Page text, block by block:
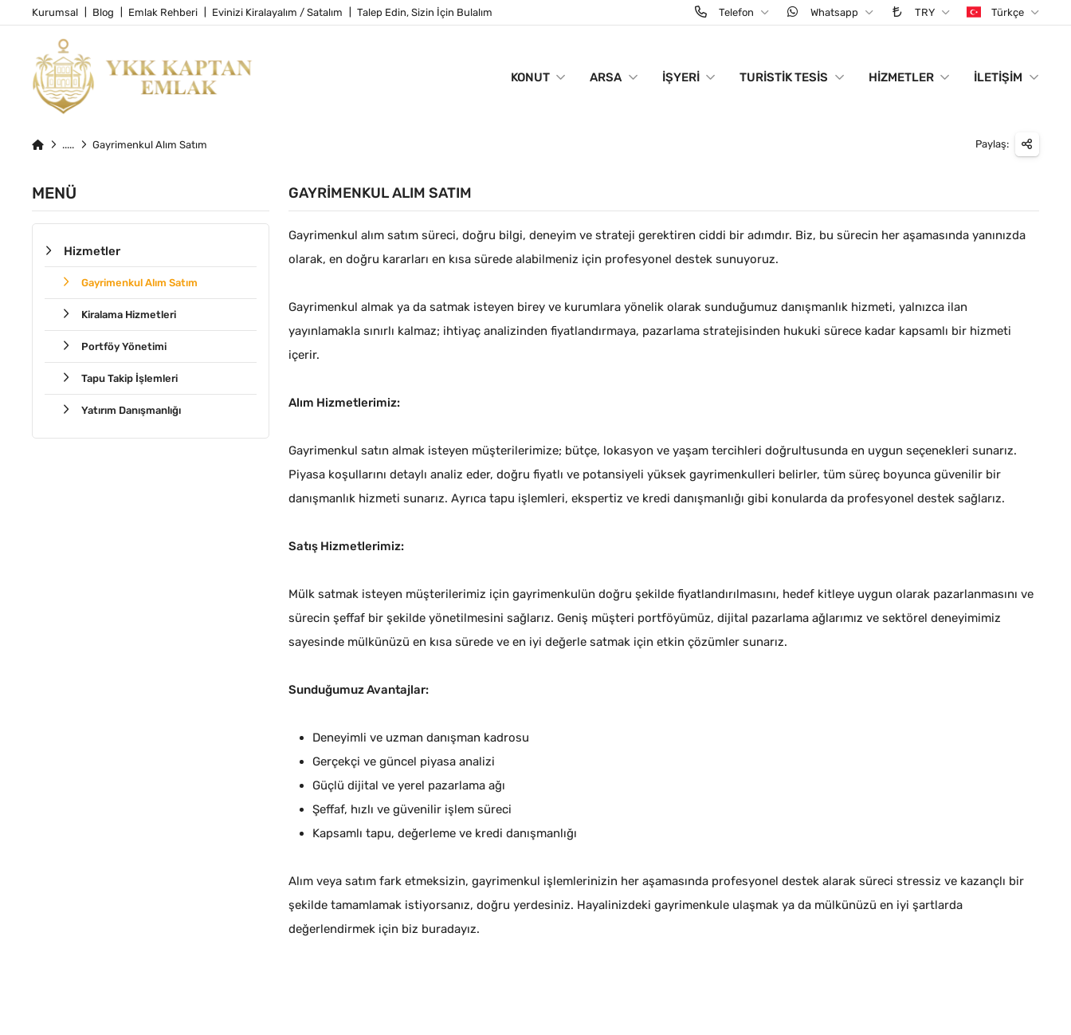
Kurumsal Blog Emlak Rehberi Evinizi Kiralayalım / Satalım Talep Edin, Sizin İçin Bulalım Telefon Whatsapp TRY Türkçe
KONUT ARSA İŞYERI TURISTIK TESIS HIZMETLER İLETIŞIM
Gayrimenkul Alım Satım Paylaş:
MENÜ
Hizmetler
Gayrimenkul Alım Satım
Kiralama Hizmetleri
Portföy Yönetimi
Tapu Takip İşlemleri
Yatırım Danışmanlığı
GAYRIMENKUL ALIM SATIM
Gayrimenkul alım satım süreci, doğru bilgi, deneyim ve strateji gerektiren ciddi bir adımdır. Biz, bu sürecin her aşamasında yanınızda
olarak, en doğru kararları en kısa sürede alabilmeniz için profesyonel destek sunuyoruz.
Gayrimenkul almak ya da satmak isteyen birey ve kurumlara yönelik olarak sunduğumuz danışmanlık hizmeti, yalnızca ilan
yayınlamakla sınırlı kalmaz; ihtiyaç analizinden fiyatlandırmaya, pazarlama stratejisinden hukuki sürece kadar kapsamlı bir hizmeti
içerir.
Alım Hizmetlerimiz:
Gayrimenkul satın almak isteyen müşterilerimize; bütçe, lokasyon ve yaşam tercihleri doğrultusunda en uygun seçenekleri sunarız.
Piyasa koşullarını detaylı analiz eder, doğru fiyatlı ve potansiyeli yüksek gayrimenkulleri belirler, tüm süreç boyunca güvenilir bir
danışmanlık hizmeti sunarız. Ayrıca tapu işlemleri, ekspertiz ve kredi danışmanlığı gibi konularda da profesyonel destek sağlarız.
Satış Hizmetlerimiz:
Mülk satmak isteyen müşterilerimiz için gayrimenkulün doğru şekilde fiyatlandırılmasını, hedef kitleye uygun olarak pazarlanmasını ve
sürecin şeffaf bir şekilde yönetilmesini sağlarız. Geniş müşteri portföyümüz, dijital pazarlama ağlarımız ve sektörel deneyimimiz
sayesinde mülkünüzü en kısa sürede ve en iyi değerle satmak için etkin çözümler sunarız.
Sunduğumuz Avantajlar:
Deneyimli ve uzman danışman kadrosu
Gerçekçi ve güncel piyasa analizi
Güçlü dijital ve yerel pazarlama ağı
Şeffaf, hızlı ve güvenilir işlem süreci
Kapsamlı tapu, değerleme ve kredi danışmanlığı
Alım veya satım fark etmeksizin, gayrimenkul işlemlerinizin her aşamasında profesyonel destek alarak süreci stressiz ve kazançlı bir
şekilde tamamlamak istiyorsanız, doğru yerdesiniz. Hayalinizdeki gayrimenkule ulaşmak ya da mülkünüzü en iyi şartlarda
değerlendirmek için biz buradayız.